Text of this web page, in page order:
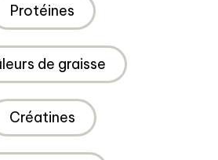
Protéines
de graisse
Créatines